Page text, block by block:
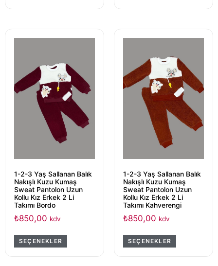
1-2-3 Yaş Sallanan Balık
Nakışlı Kuzu Kumaş
Sweat Pantolon Uzun
Kollu Kız Erkek 2 Li
Takımı Bordo
₺850,00 kdv
SEÇENEKLER
1-2-3 Yaş Sallanan Balık
Nakışlı Kuzu Kumaş
Sweat Pantolon Uzun
Kollu Kız Erkek 2 Li
Takımı Kahverengi
₺850,00 kdv
SEÇENEKLER